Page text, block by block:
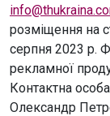
розміщення на
серпня 2023 р.
рекламної
Контактна
Олександр